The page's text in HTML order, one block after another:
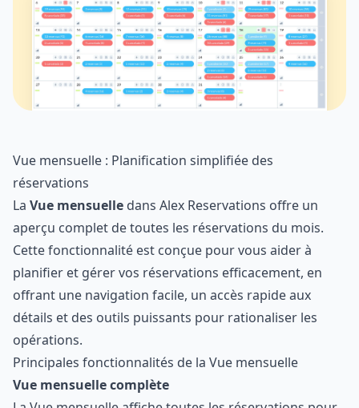
Vue mensuelle : Planification simplifiée des
réservations
La Vue mensuelle dans Alex Reservations offre un
aperçu complet de toutes les réservations du mois.
Cette fonctionnalité est conçue pour vous aider à
planifier et gérer vos réservations efficacement, en
offrant une navigation facile, un accès rapide aux
détails et des outils puissants pour rationaliser les
opérations.
Principales fonctionnalités de la Vue mensuelle
Vue mensuelle complète